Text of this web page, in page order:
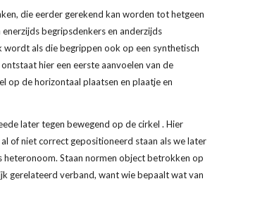
die eerder gerekend kan worden tot hetgeen
begripsdenkers en anderzijds
als die begrippen ook op een synthetisch
hier een eerste aanvoelen van de
op de horizontaal plaatsen en plaatje en
later tegen bewegend op de cirkel . Hier
of niet correct gepositioneerd staan als we later
heteronoom. Staan normen object betrokken op
gerelateerd verband, want wie bepaalt wat van